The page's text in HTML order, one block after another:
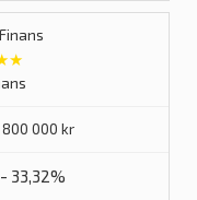
000 kr
33,32%